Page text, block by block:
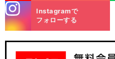
m
Instagramで
フォローする